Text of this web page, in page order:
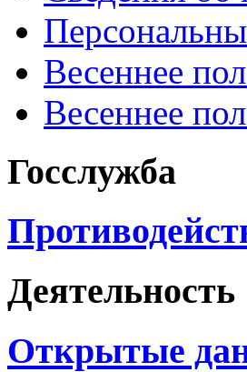
Весеннее
Весеннее
Госслужба
Деятельность
Открытые